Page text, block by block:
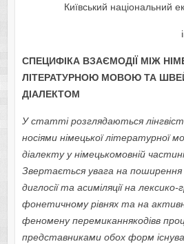
Київський національний
СПЕЦИФІКА ВЗАЄМОДІЇ МІЖ
ЛІТЕРАТУРНОЮ МОВОЮ ТА
ДІАЛЕКТОМ
У статті розглядаються
носіями німецької літературної
діалекту у німецькомовній
Звертається увага на поширення
диглосії та асиміляції на
фонетичному рівнях та на
феномену перемиканнякодівв
представниками обох форм